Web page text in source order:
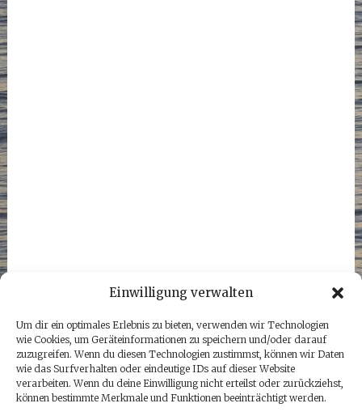
Einwilligung verwalten
Um dir ein optimales Erlebnis zu bieten, verwenden wir Technologien
wie Cookies, um Geräteinformationen zu speichern und/oder darauf
zuzugreifen. Wenn du diesen Technologien zustimmst, können wir Daten
wie das Surfverhalten oder eindeutige IDs auf dieser Website
verarbeiten. Wenn du deine Einwilligung nicht erteilst oder zurückziehst,
können bestimmte Merkmale und Funktionen beeinträchtigt werden.